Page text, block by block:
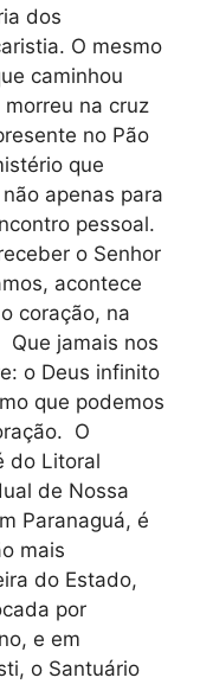
dos
O mesmo
caminhou
na cruz
no Pão
que
apenas para
pessoal.
o Senhor
acontece
coração, na
jamais nos
o Deus infinito
que podemos
O
do Litoral
de Nossa
Paranaguá, é
mais
do Estado,
por
e em
o Santuário